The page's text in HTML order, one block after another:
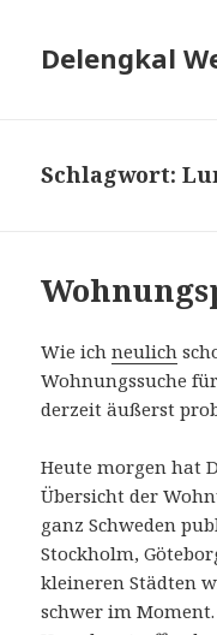
Delengkal
Schlagwort:
Wie ichneulich
Wohnungssuche
derzeit äußerst
Heute morgen hat
Übersicht der
ganz Schweden
Stockholm,
kleineren Städten
schwer im